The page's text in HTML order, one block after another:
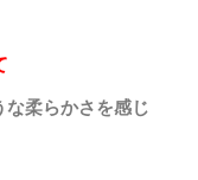
柔らかさを感じ